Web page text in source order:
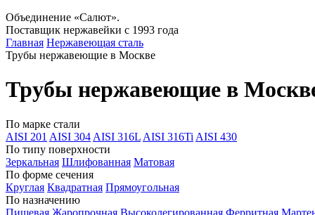
Объединение «Салют».
Поставщик нержавейки с 1993 года
Главная Нержавеющая сталь
Трубы нержавеющие в Москве
Трубы нержавеющие в
По марке стали
AISI 201 AISI 304 AISI 316L AISI 316Ti AISI 430
По типу поверхности
Зеркальная Шлифованная Матовая
По форме сечения
Круглая Квадратная Прямоугольная
По назначению
Пищевая Жаропрочная Высоколегированная Ферритная